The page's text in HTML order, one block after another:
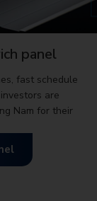
panel
fast schedule
are
Nam for their